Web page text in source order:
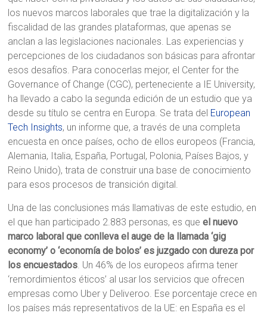
los nuevos marcos laborales que trae la digitalización y la
fiscalidad de las grandes plataformas, que apenas se
anclan a las legislaciones nacionales. Las experiencias y
percepciones de los ciudadanos son básicas para afrontar
esos desafíos. Para conocerlas mejor, el Center for the
Governance of Change (CGC), perteneciente a IE University,
ha llevado a cabo la segunda edición de un estudio que ya
desde su título se centra en Europa. Se trata del European
Tech Insights, un informe que, a través de una completa
encuesta en once países, ocho de ellos europeos (Francia,
Alemania, Italia, España, Portugal, Polonia, Países Bajos, y
Reino Unido), trata de construir una base de conocimiento
para esos procesos de transición digital.
Una de las conclusiones más llamativas de este estudio, en
el que han participado 2.883 personas, es queel nuevo
marco laboral que conlleva el auge de la llamada ‘gig
economy’ o ‘economía de bolos’ es juzgado con dureza por
los encuestados. Un 46% de los europeos afirma tener
‘remordimientos éticos’ al usar los servicios que ofrecen
empresas como Uber y Deliveroo. Ese porcentaje crece en
los países más representativos de la UE: en España es el